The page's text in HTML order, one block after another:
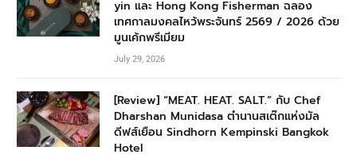
yin และ Hong Kong Fisherman ฉลอง
เทศกาลมงคลไหว้พระจันทร์ 2569 / 2026 ด้วย
มูนเค้กพรีเมียม
July 29, 2026
[Review] “MEAT. HEAT. SALT.” กับ Chef
Dharshan Munidasa ตำนานสเต๊กแห่งมัล
ดีฟส์เยือน Sindhorn Kempinski Bangkok
Hotel